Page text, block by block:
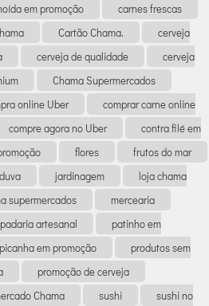
em promoção
carnes frescas
Cartão Chama.
cerveja
cerveja de qualidade
cerveja
Chama Supermercados
online Uber
comprar carne online
compre agora no Uber
contra filé em
flores
frutos do mar
jardinagem
loja chama
supermercados
mercearia
padaria artesanal
patinho em
picanha em promoção
produtos sem
promoção de cerveja
Chama sushi
sushi no